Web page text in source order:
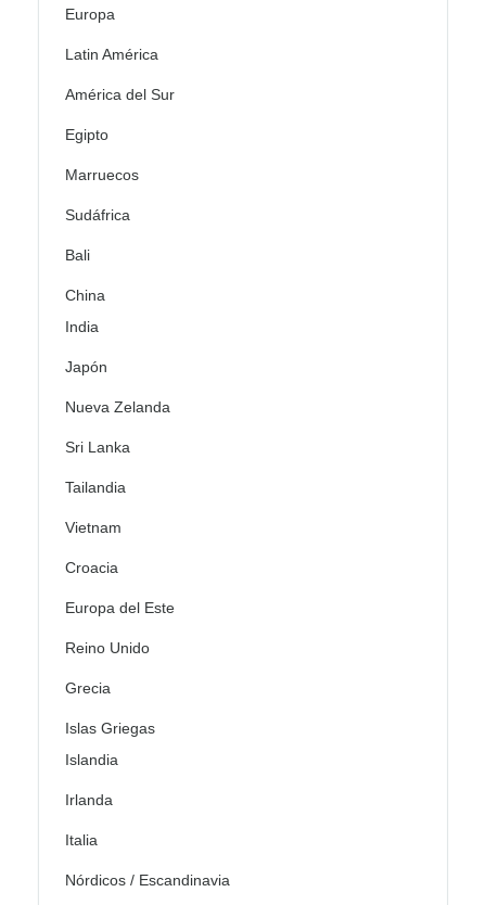
Europa
Latin América
América del Sur
Egipto
Marruecos
Sudáfrica
Bali
China
India
Japón
Nueva Zelanda
Sri Lanka
Tailandia
Vietnam
Croacia
Europa del Este
Reino Unido
Grecia
Islas Griegas
Islandia
Irlanda
Italia
Nórdicos / Escandinavia